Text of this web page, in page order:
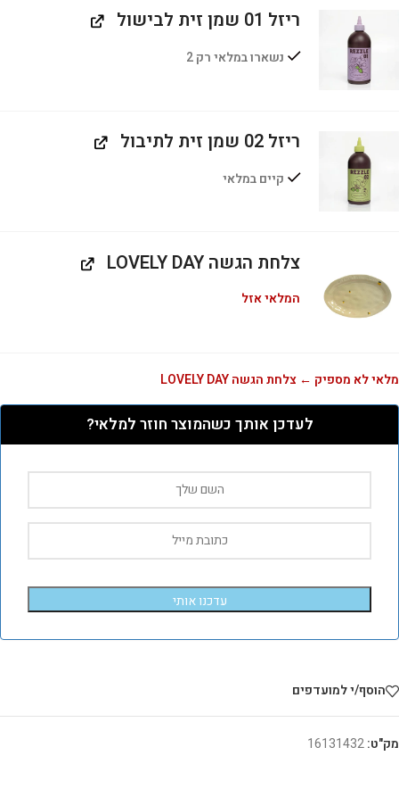
ריזל 01 שמן זית לבישול
נשארו במלאי רק 2
ריזל 02 שמן זית לתיבול
קיים במלאי
צלחת הגשה LOVELY DAY
המלאי אזל
מלאי לא מספיק ← צלחת הגשה LOVELY DAY
לעדכן אותך כשהמוצר חוזר למלאי?
עדכנו אותי
הוסף/י למועדפים
מק"ט:16131432